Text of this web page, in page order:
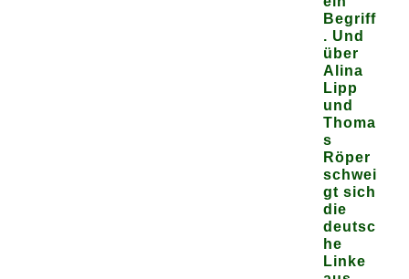
Begriff
. Und
über
Alina
Lipp
und
Thoma
s
Röper
schwei
gt sich
die
deutsc
he
Linke